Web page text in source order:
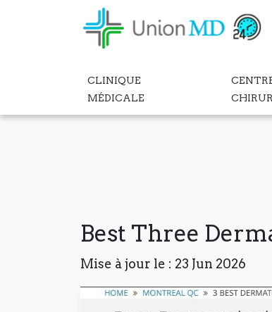
CLINIQUE
MÉDICALE
Best Three
Mise à jour le : 23 Jun 2026